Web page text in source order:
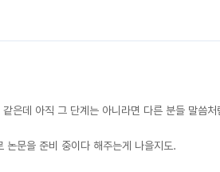
데 아직 그 단계는 아니라면 다른 분들 말씀처
논문을 준비 중이다 해주는게 나을지도.